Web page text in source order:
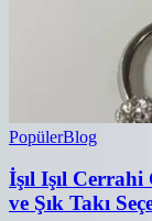
PopülerBlog
İşıl Işıl
ve Şık Takı